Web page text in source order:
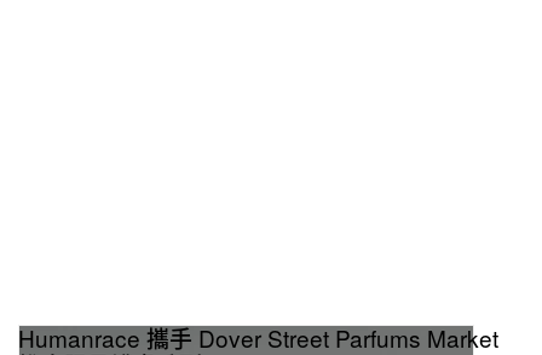
Humanrace 攜手 Dover Street Parfums Market